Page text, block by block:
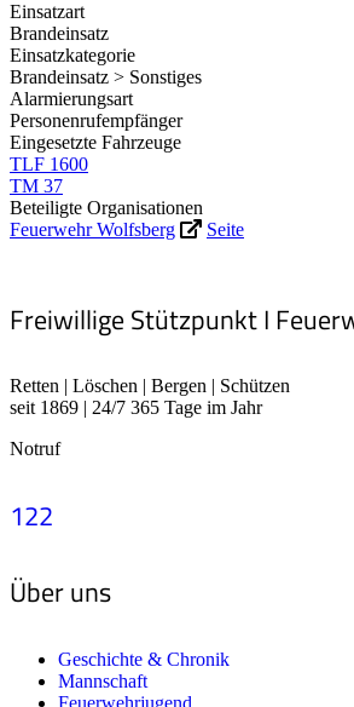
Einsatzart
Brandeinsatz
Einsatzkategorie
Brandeinsatz > Sonstiges
Alarmierungsart
Personenrufempfänger
Eingesetzte Fahrzeuge
TLF 1600
TM 37
Beteiligte Organisationen
Feuerwehr Wolfsberg
Seite
Freiwillige Stützpunkt I
Retten | Löschen | Bergen | Schützen
seit 1869 | 24/7 365 Tage im Jahr
Notruf
122
Über uns
Geschichte & Chronik
Mannschaft
Feuerwehrjugend